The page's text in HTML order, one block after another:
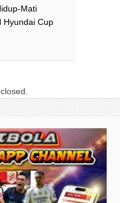
Mati
Hyundai Cup